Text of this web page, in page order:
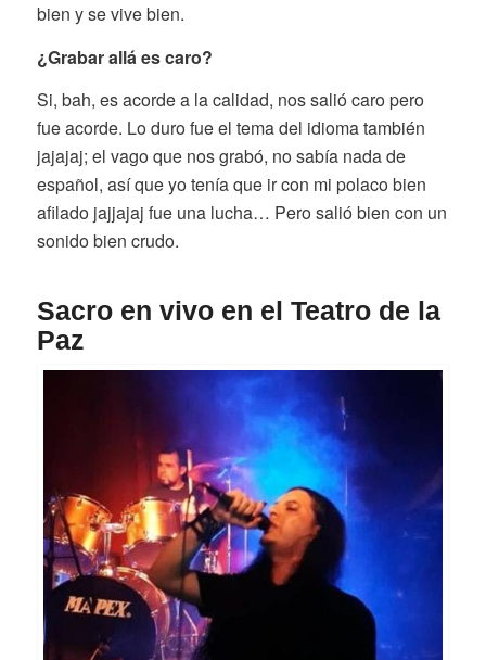
bien y se vive bien.
¿Grabar allá es caro?
Si, bah, es acorde a la calidad, nos salió caro pero
fue acorde. Lo duro fue el tema del idioma también
jajajaj; el vago que nos grabó, no sabía nada de
español, así que yo tenía que ir con mi polaco bien
afilado jajjajaj fue una lucha… Pero salió bien con un
sonido bien crudo.
Sacro en vivo en el Teatro de la
Paz